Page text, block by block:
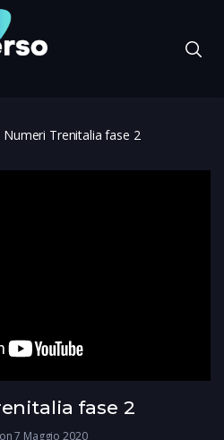
Numeri Trenitalia fase 2
fase 2
7 Maggio 2020